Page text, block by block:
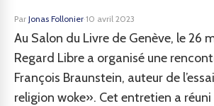
Par Jonas Follonier·10 avril 2023
Au Salon du Livre de Genève, le 26
Regard Libre a organisé une
François Braunstein, auteur de
religion woke». Cet entretien a